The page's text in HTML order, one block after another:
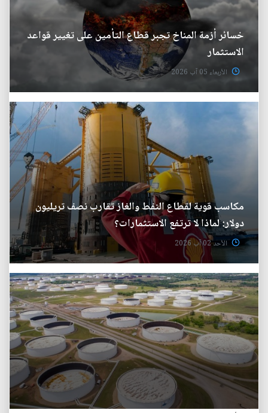
خسائر أزمة المناخ تجبر قطاع التأمين على تغيير قواعد
الاستثمار
الأربعاء 05 آب 2026
مكاسب قوية لقطاع النفط والغاز تقارب نصف تريليون
دولار: لماذا لا ترتفع الاستثمارات؟
الأحد 02 آب 2026